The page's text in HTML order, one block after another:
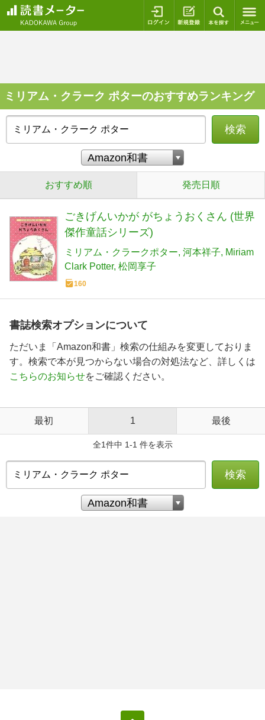
ログイン 新規登録
ミリアム・クラーク ポターのおすすめランキング
検索
おすすめ順 発売日順
ごきげんいかが がちょうおくさん (世界
傑作童話シリーズ)
ミリアム・クラークポター 河本祥子
Miriam
Clark Potter 松岡享子
160
書誌検索オプションについて
ただいま「Amazon和書」検索の仕組みを変更しておりま
す。検索で本が見つからない場合の対処法など、詳しくは
こちらのお知らせをご確認ください。
最初 1 最後
全1件中 1-1 件を表示
検索